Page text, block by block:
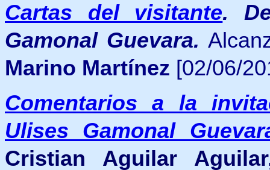
Cartas del visitante.
Gamonal Guevara.
Marino Martínez [02/06/
Comentarios a la
Ulises Gamonal
Cristian Aguilar